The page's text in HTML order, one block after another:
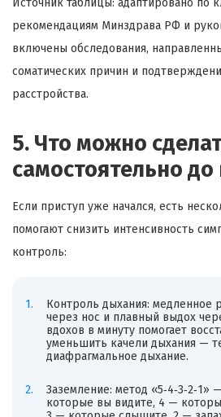
Источник таблицы: адаптировано по
рекомендациям Минздрава РФ и
включены обследования,
соматических причин и
расстройства.
5. Что можно
самостоятельно до
Если приступ уже начался, есть
помогают снизить интенсивность
контроль:
Контроль дыхания: медленное
через нос и плавный выдох
вдохов в минуту помогает
уменьшить качели дыхания —
диафрагмальное дыхание.
Заземление: метод «5‑4‑3‑2‑1»
которые вы видите, 4 —